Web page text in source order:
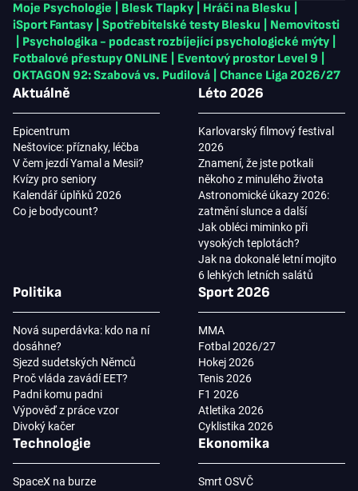
Moje Psychologie Blesk Tlapky Hráči na Blesku
iSport Fantasy
Spotřebitelské testy Blesku
Nemovitosti
Psychologika - podcast rozbíjející psychologické mýty
Fotbalové přestupy ONLINE
Eventový prostor Level 9
OKTAGON 92: Szabová vs. Pudilová
Chance Liga 2026/27
Aktuálně
Epicentrum
Neštovice: příznaky, léčba
V čem jezdí Yamal a Mesii?
Kvízy pro seniory
Kalendář úplňků 2026
Co je bodycount?
Léto 2026
Karlovarský filmový festival
2026
Znamení, že jste potkali
někoho z minulého života
Astronomické úkazy 2026:
zatmění slunce a další
Jak obléci miminko při
vysokých teplotách?
Jak na dokonalé letní mojito
6 lehkých letních salátů
Politika
Nová superdávka: kdo na ní
dosáhne?
Sjezd sudetských Němců
Proč vláda zavádí EET?
Padni komu padni
Výpověď z práce vzor
Divoký kačer
Sport 2026
MMA
Fotbal 2026/27
Hokej 2026
Tenis 2026
F1 2026
Atletika 2026
Cyklistika 2026
Technologie
SpaceX na burze
Ekonomika
Smrt OSVČ